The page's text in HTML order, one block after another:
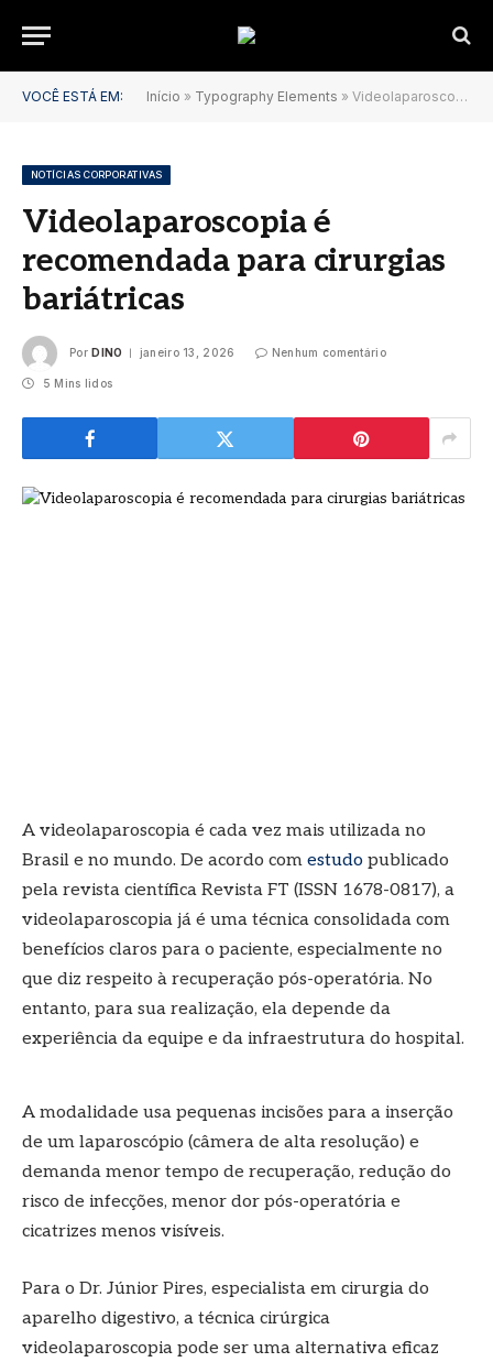
VOCÊ ESTÁ EM: Início » Typography Elements » Videolaparoscopia é recomendada para cirurgias bariátricas
NOTÍCIAS CORPORATIVAS
Videolaparoscopia é
recomendada para cirurgias
bariátricas
Por DINO janeiro 13, 2026 Nenhum comentário
5 Mins lidos
A videolaparoscopia é cada vez mais utilizada no
Brasil e no mundo. De acordo com estudo publicado
pela revista científica Revista FT (ISSN 1678-0817), a
videolaparoscopia já é uma técnica consolidada com
benefícios claros para o paciente, especialmente no
que diz respeito à recuperação pós-operatória. No
entanto, para sua realização, ela depende da
experiência da equipe e da infraestrutura do hospital.
A modalidade usa pequenas incisões para a inserção
de um laparoscópio (câmera de alta resolução) e
demanda menor tempo de recuperação, redução do
risco de infecções, menor dor pós-operatória e
cicatrizes menos visíveis.
Para o Dr. Júnior Pires, especialista em cirurgia do
aparelho digestivo, a técnica cirúrgica
videolaparoscopia pode ser uma alternativa eficaz